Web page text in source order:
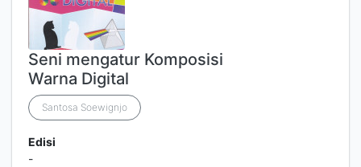
Seni mengatur Komposisi
Warna Digital
Santosa Soewignjo
Edisi
-